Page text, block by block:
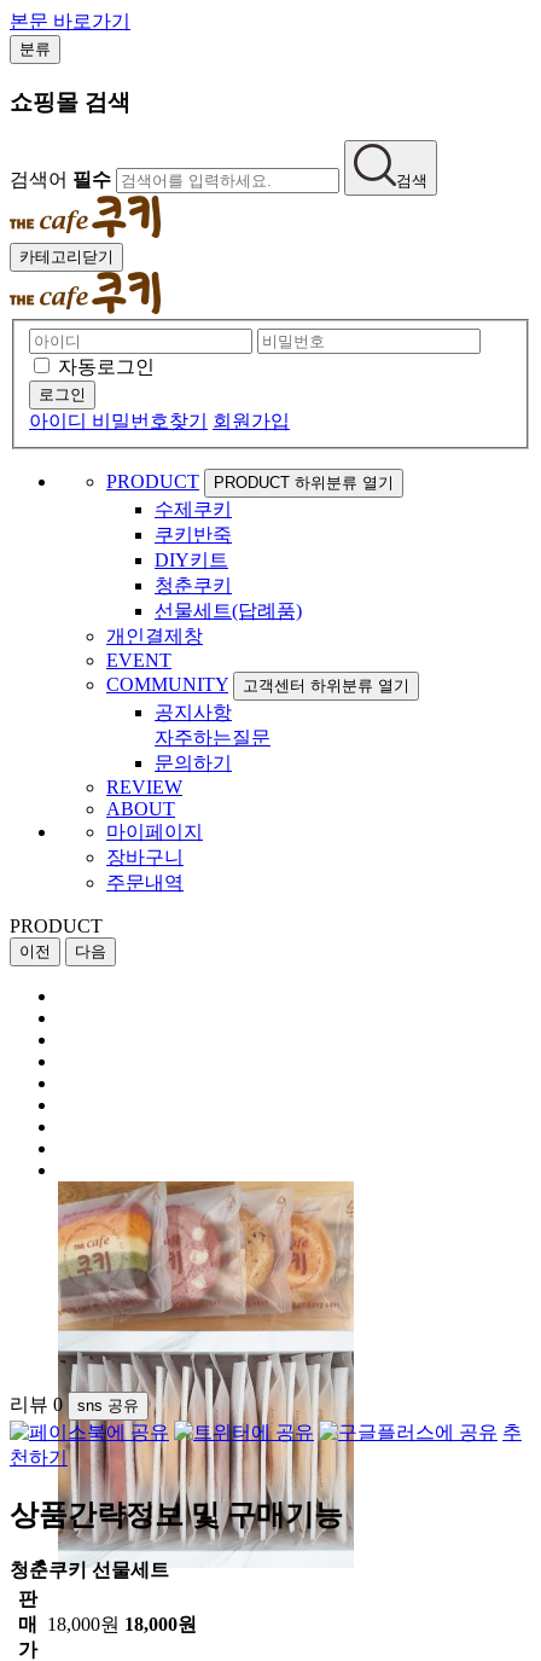
본문 바로가기
분류
쇼핑몰 검색
검색어 필수 검색
카테고리닫기
자동로그인
아이디 비밀번호찾기 회원가입
PRODUCT PRODUCT 하위분류 열기
수제쿠키
쿠키반죽
DIY키트
청춘쿠키
선물세트(답례품)
개인결제창
EVENT
COMMUNITY
고객센터 하위분류 열기
공지사항
자주하는질문
문의하기
REVIEW
ABOUT
마이페이지
장바구니
주문내역
PRODUCT
이전 다음
리뷰 0 sns 공유
추
천하기
상품간략정보 및 구매기능
청춘쿠키 선물세트
판
매
가
18,000원 18,000원